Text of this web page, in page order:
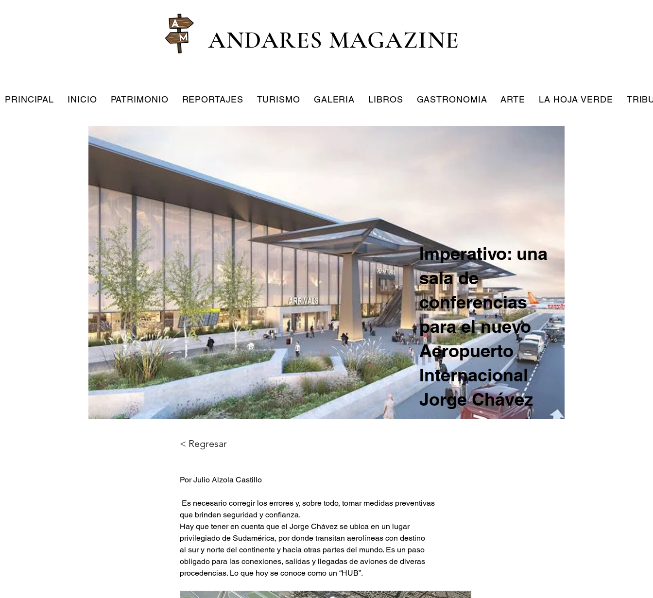
ANDARES MAGAZINE
PRINCIPAL INICIO PATRIMONIO REPORTAJES TURISMO GALERIA LIBROS GASTRONOMIA ARTE LA HOJA VERDE
Imperativo: una
sala de
conferencias
para el nuevo
Aeropuerto
Internacional
Jorge Chávez
< Regresar
Por Julio Alzola Castillo
Es necesario corregir los errores y, sobre todo, tomar medidas preventivas
que brinden seguridad y confianza.
Hay que tener en cuenta que el Jorge Chávez se ubica en un lugar
privilegiado de Sudamérica, por donde transitan aerolíneas con destino
al sur y norte del continente y hacia otras partes del mundo. Es un paso
obligado para las conexiones, salidas y llegadas de aviones de diveras
procedencias. Lo que hoy se conoce como un “HUB”.